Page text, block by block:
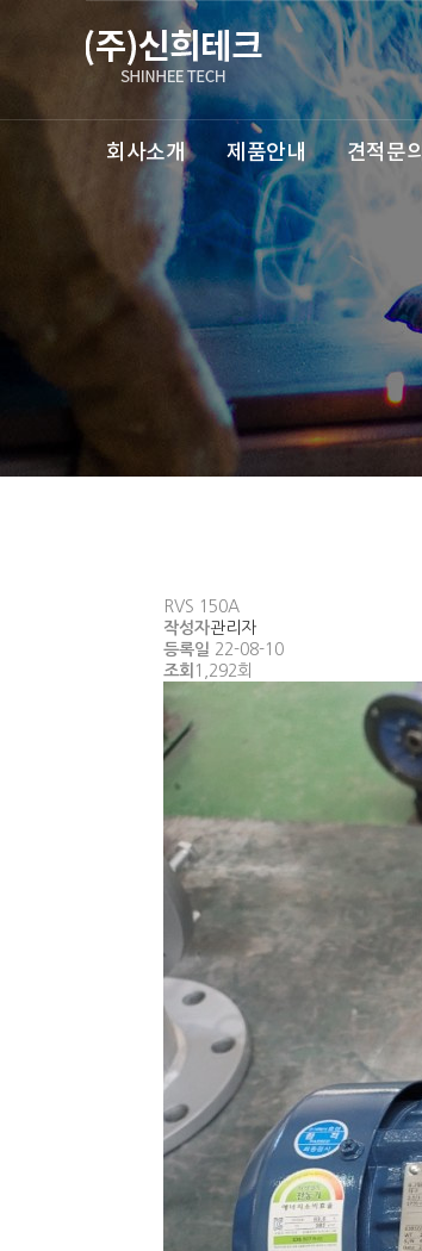
회사소개 제품안내 견적문의
RVS 150A
작성자관리자
등록일 22-08-10
조회 1,292회